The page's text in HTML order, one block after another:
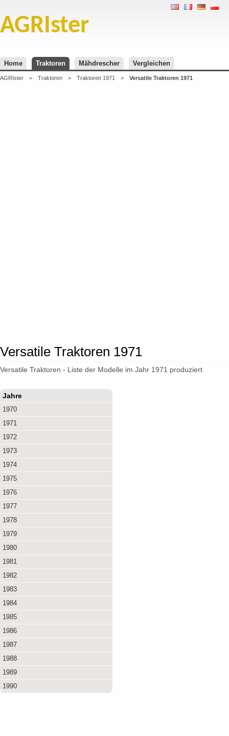
AGRIster
Home Traktoren Mähdrescher Vergleichen
AGRIster > Traktoren > Traktoren 1971 > Versatile Traktoren 1971
Versatile Traktoren 1971
Versatile Traktoren - Liste der Modelle im Jahr 1971 produziert
Jahre
1970
1971
1972
1973
1974
1975
1976
1977
1978
1979
1980
1981
1982
1983
1984
1985
1986
1987
1988
1989
1990